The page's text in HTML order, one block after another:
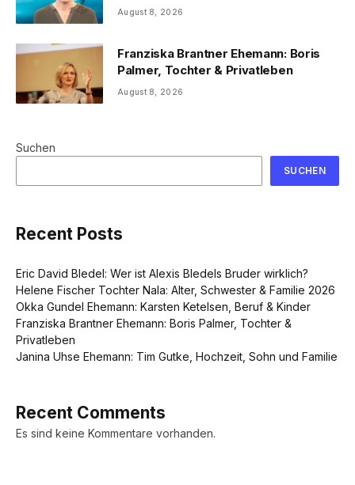
August 8, 2026
Franziska Brantner Ehemann: Boris
Palmer, Tochter & Privatleben
August 8, 2026
Suchen
SUCHEN
Recent Posts
Eric David Bledel: Wer ist Alexis Bledels Bruder wirklich?
Helene Fischer Tochter Nala: Alter, Schwester & Familie 2026
Okka Gundel Ehemann: Karsten Ketelsen, Beruf & Kinder
Franziska Brantner Ehemann: Boris Palmer, Tochter &
Privatleben
Janina Uhse Ehemann: Tim Gutke, Hochzeit, Sohn und Familie
Recent Comments
Es sind keine Kommentare vorhanden.